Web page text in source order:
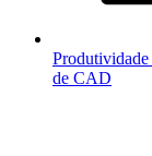
Produtividade
de CAD